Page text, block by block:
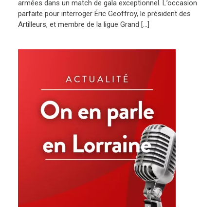
armées dans un match de gala exceptionnel. L’occasion
parfaite pour interroger Éric Geoffroy, le président des
Artilleurs, et membre de la ligue Grand […]